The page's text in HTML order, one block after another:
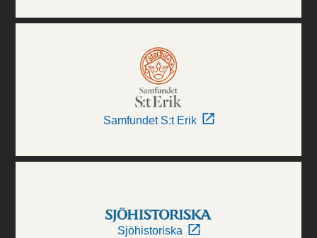
Samfundet S:t Erik
Sjöhistoriska